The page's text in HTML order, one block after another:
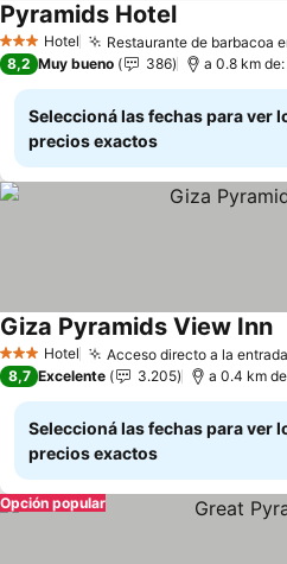
3 Estrellas
Hotel Restaurante de barbacoa
Pyramids HotelVer precios
8,2 Muy bueno 386 a 0.8 km
Seleccioná las fechas para ver
precios exactos
3 Estrellas
Hotel Acceso directo a la
Giza Pyramids View Inn
8,7 Excelente 3.205 a 0.4 km
Seleccioná las fechas para ver
precios exactos
Opción popular